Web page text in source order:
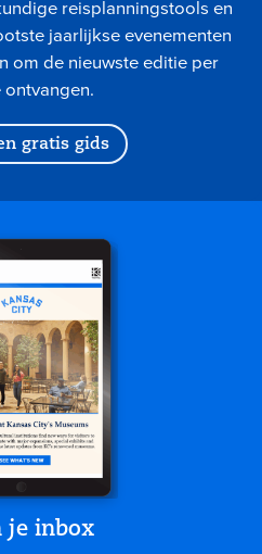
reisplanningstools en
jaarlijkse evenementen
om de nieuwste editie per
gratis gids
je inbox